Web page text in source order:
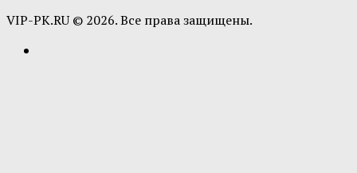
VIP-PK.RU © 2026. Все права защищены.